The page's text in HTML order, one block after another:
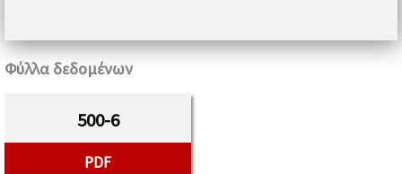
Φύλλα δεδομένων
500-6
PDF